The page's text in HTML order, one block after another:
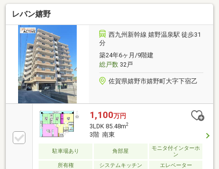
バス停・・・２１０ｍジョイフルサン城栄町店・・・
４６０ｍセブンイレブン長崎花園町店・・・１２０ｍ
富士見公園・・・２８０ｍ（眺望は永続的に保証され
るものではありません）
レバン嬉野
西九州新幹線 嬉野温泉駅 徒歩31
分
築24年6ヶ月/9階建
総戸数32戸
佐賀県嬉野市嬉野町大字下宿乙
1,100万円
3LDK 85.48m2
3階 南東
駐車場あり 角部屋
モニタ付インターホ
ン
所有権
システムキッチン エレベーター